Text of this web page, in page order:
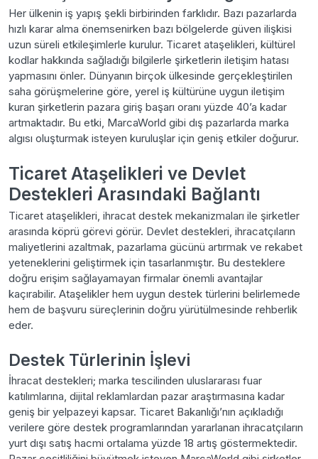
Her ülkenin iş yapış şekli birbirinden farklıdır. Bazı pazarlarda
hızlı karar alma önemsenirken bazı bölgelerde güven ilişkisi
uzun süreli etkileşimlerle kurulur. Ticaret ataşelikleri, kültürel
kodlar hakkında sağladığı bilgilerle şirketlerin iletişim hatası
yapmasını önler. Dünyanın birçok ülkesinde gerçekleştirilen
saha görüşmelerine göre, yerel iş kültürüne uygun iletişim
kuran şirketlerin pazara giriş başarı oranı yüzde 40’a kadar
artmaktadır. Bu etki, MarcaWorld gibi dış pazarlarda marka
algısı oluşturmak isteyen kuruluşlar için geniş etkiler doğurur.
Ticaret Ataşelikleri ve Devlet
Destekleri Arasındaki Bağlantı
Ticaret ataşelikleri, ihracat destek mekanizmaları ile şirketler
arasında köprü görevi görür. Devlet destekleri, ihracatçıların
maliyetlerini azaltmak, pazarlama gücünü artırmak ve rekabet
yeteneklerini geliştirmek için tasarlanmıştır. Bu desteklere
doğru erişim sağlayamayan firmalar önemli avantajlar
kaçırabilir. Ataşelikler hem uygun destek türlerini belirlemede
hem de başvuru süreçlerinin doğru yürütülmesinde rehberlik
eder.
Destek Türlerinin İşlevi
İhracat destekleri; marka tescilinden uluslararası fuar
katılımlarına, dijital reklamlardan pazar araştırmasına kadar
geniş bir yelpazeyi kapsar. Ticaret Bakanlığı’nın açıkladığı
verilere göre destek programlarından yararlanan ihracatçıların
yurt dışı satış hacmi ortalama yüzde 18 artış göstermektedir.